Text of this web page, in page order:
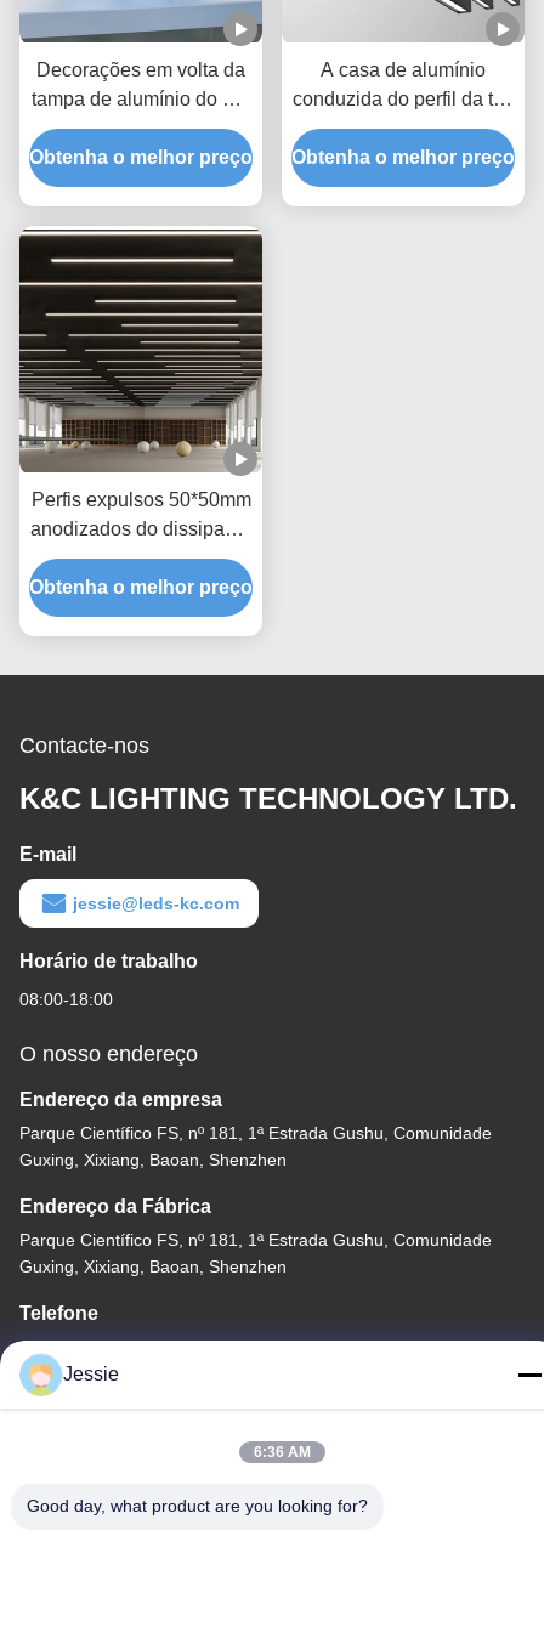
Decorações em volta da
tampa de alumínio do PC
do diâmetro T5 60mm do
perfil 6063 do diodo
emissor de luz
Obtenha o melhor preço
A casa de alumínio
conduzida do perfil da tira
que ilumina width10mm
suspendeu o perfil de
alumínio do diodo
Obtenha o melhor preço
Perfis expulsos 50*50mm
anodizados do dissipador
de calor para a luz
principal do diodo
emissor de luz
Obtenha o melhor preço
Contacte-nos
K&C LIGHTING TECHNOLOGY LTD.
E-mail
jessie@leds-kc.com
Horário de trabalho
08:00-18:00
O nosso endereço
Endereço da empresa
Parque Científico FS, nº 181, 1ª Estrada Gushu, Comunidade
Guxing, Xixiang, Baoan, Shenzhen
Endereço da Fábrica
Parque Científico FS, nº 181, 1ª Estrada Gushu, Comunidade
Guxing, Xixiang, Baoan, Shenzhen
Telefone
86-0755-22300563
Fornecedor. Copyright © -2026 K&C LIGHTING TECHNOLOGY
Jessie
6:36 AM
Good day, what product are you looking for?